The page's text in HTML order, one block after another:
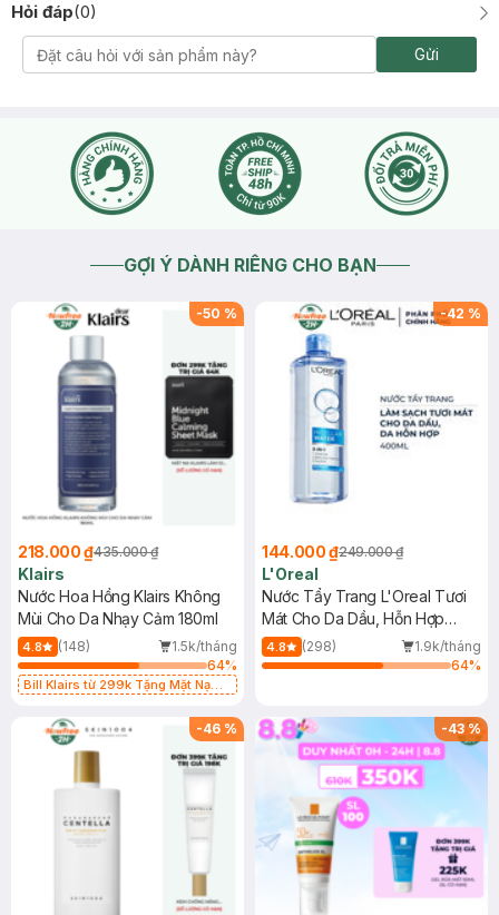
Hỏi đáp(0)
Gửi
GỢI Ý DÀNH RIÊNG CHO BẠN
-50 %
218.000 ₫435.000 ₫
Klairs
Nước Hoa Hồng Klairs Không
Mùi Cho Da Nhạy Cảm 180ml
4.8 (148)
1.5k/tháng
64%
Bill Klairs từ 299k Tặng Mặt Nạ
25ml (SL Có Hạn)
-42 %
144.000 ₫249.000 ₫
L'Oreal
Nước Tẩy Trang L'Oreal Tươi
Mát Cho Da Dầu, Hỗn Hợp
400ml
4.8 (298)
1.9k/tháng
64%
-46 % -43%